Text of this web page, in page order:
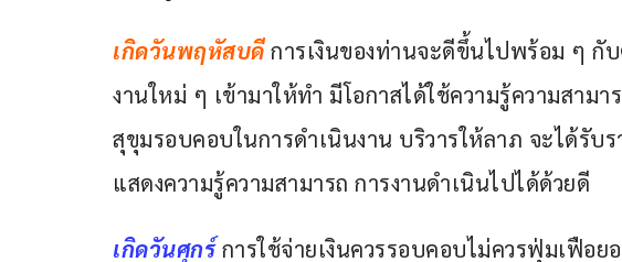
เกิดวันพฤหัสบดี การเงินของท่านจะดีขึ้นไปพร้อม ๆ กั
งานใหม่ ๆ เข้ามาให้ทำ มีโอกาสได้ใช้ความรู้ความสามา
สุขุมรอบคอบในการดำเนินงาน บริวารให้ลาภ จะได้รับ
แสดงความรู้ความสามารถ การงานดำเนินไปได้ด้วยดี
เกิดวันศุกร์ การใช้จ่ายเงินควรรอบคอบไม่ควรฟุ่มเฟือย